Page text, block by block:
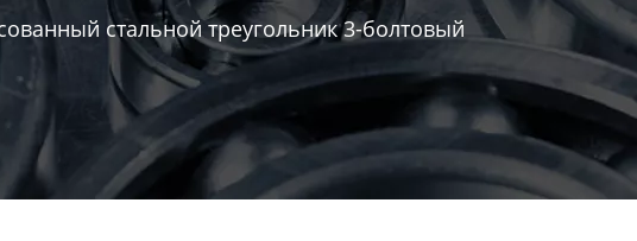
стальной треугольник 3-болтовый